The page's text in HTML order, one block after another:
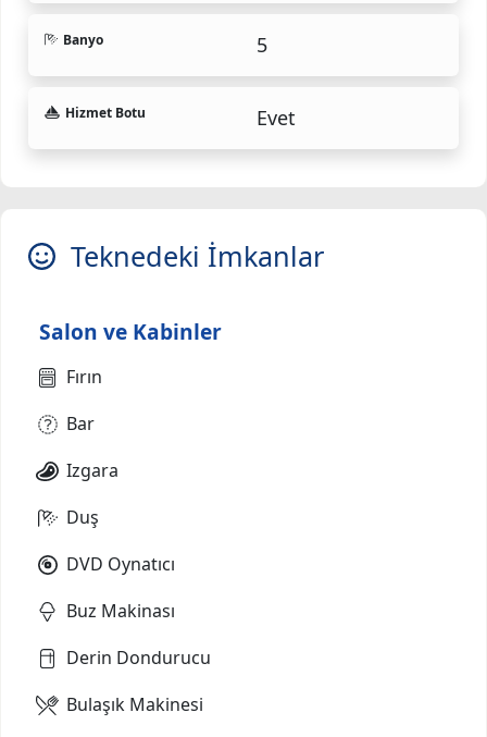
Banyo 5
Hizmet Botu Evet
Teknedeki İmkanlar
Salon ve Kabinler
Fırın
Bar
Izgara
Duş
DVD Oynatıcı
Buz Makinası
Derin Dondurucu
Bulaşık Makinesi